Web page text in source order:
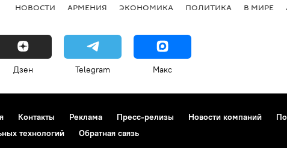
НОВОСТИ АРМЕНИЯ ЭКОНОМИКА ПОЛИТИКА В МИРЕ
Дзен Telegram Макс
Контакты Реклама Пресс-релизы Новости компаний
технологий
Обратная связь